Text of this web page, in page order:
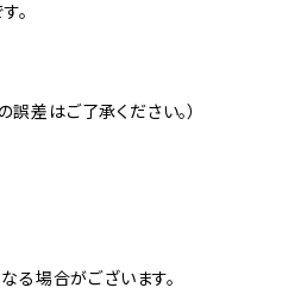
。
差はご了承ください。）
る場合がございます。